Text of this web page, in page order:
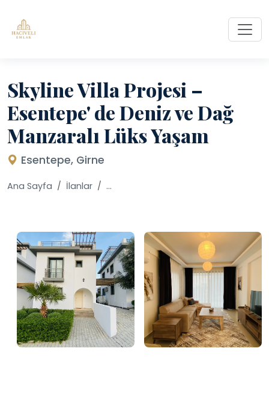
Skyline Villa Projesi –
Esentepe' de Deniz ve Dağ
Manzaralı Lüks Yaşam
Esentepe, Girne
Ana Sayfa İlanlar ...